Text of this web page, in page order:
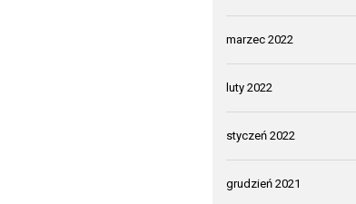
marzec 2022
luty 2022
styczeń 2022
grudzień 2021